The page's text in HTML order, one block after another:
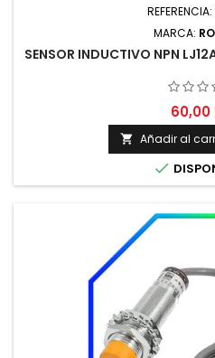
REFERENCIA:
MARCA:
SENSOR INDUCTIVO NPN
60,00
 Añadir al
